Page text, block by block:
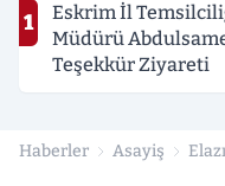
1
Eskrim İl
Müdürü
Teşekkür Ziyareti
Haberler Asayiş